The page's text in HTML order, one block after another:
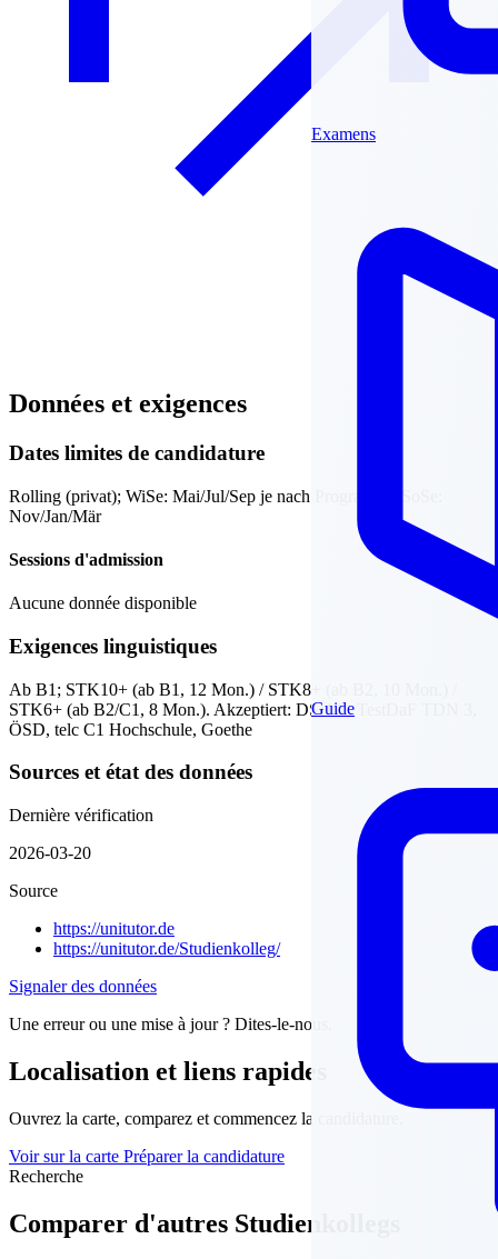
Examens
Guide
Données et exigences
Dates limites de candidature
Rolling (privat); WiSe: Mai/Jul/Sep je nach Programm / SoSe:
Nov/Jan/Mär
Sessions d'admission
Aucune donnée disponible
Exigences linguistiques
Ab B1; STK10+ (ab B1, 12 Mon.) / STK8+ (ab B2, 10 Mon.) /
STK6+ (ab B2/C1, 8 Mon.). Akzeptiert: DSH II, TestDaF TDN 3,
ÖSD, telc C1 Hochschule, Goethe
Sources et état des données
Dernière vérification
2026-03-20
Source
https://unitutor.de
https://unitutor.de/Studienkolleg/
Signaler des données
Une erreur ou une mise à jour ? Dites-le-nous.
Localisation et liens rapides
Ouvrez la carte, comparez et commencez la candidature.
Voir sur la carte Préparer la candidature
Recherche
Comparer d'autres Studienkollegs